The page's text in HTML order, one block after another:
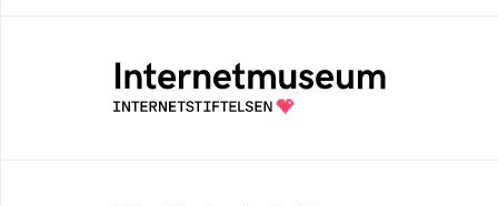
Ett digitalt museum som byggts, och kureras
av Internetstiftelsen